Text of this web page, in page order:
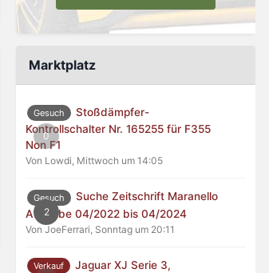
Marktplatz
0
Gesuch
Stoßdämpfer-
Kontrollschalter Nr. 165255 für F355
Non F1
Von Lowdi, Mittwoch um 14:05
2
Gesuch
Suche Zeitschrift Maranello
Ausgabe 04/2022 bis 04/2024
Von JoeFerrari, Sonntag um 20:11
Verkauf
Jaguar XJ Serie 3,